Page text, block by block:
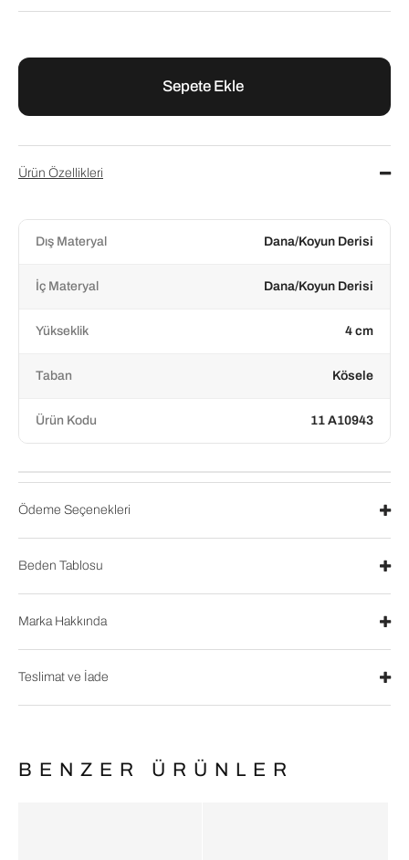
Ürün Özellikleri
Dış Materyal Dana/Koyun Derisi
İç Materyal Dana/Koyun Derisi
Yükseklik 4 cm
Taban Kösele
Ürün Kodu 11 A10943
Ödeme Seçenekleri
Beden Tablosu
Marka Hakkında
Teslimat ve İade
BENZER ÜRÜNLER